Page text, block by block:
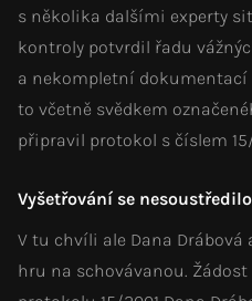
s několika dalšími experty
kontroly potvrdil řadu
a nekompletní dokumentací
to včetně svědkem
připravil protokol s číslem
Vyšetřování se
V tu chvíli ale Dana
hru na schovávanou.